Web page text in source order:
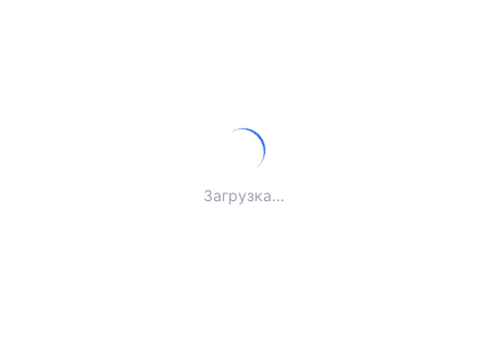
Загрузка...